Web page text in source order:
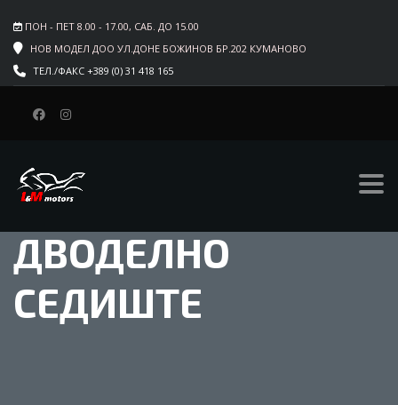
ПОН - ПЕТ 8.00 - 17.00, САБ. ДО 15.00
НОВ МОДЕЛ ДОО УЛ.ДОНЕ БОЖИНОВ БР.202 КУМАНОВО
ТЕЛ./ФАКС +389 (0) 31 418 165
ДВОДЕЛНО
СЕДИШТЕ